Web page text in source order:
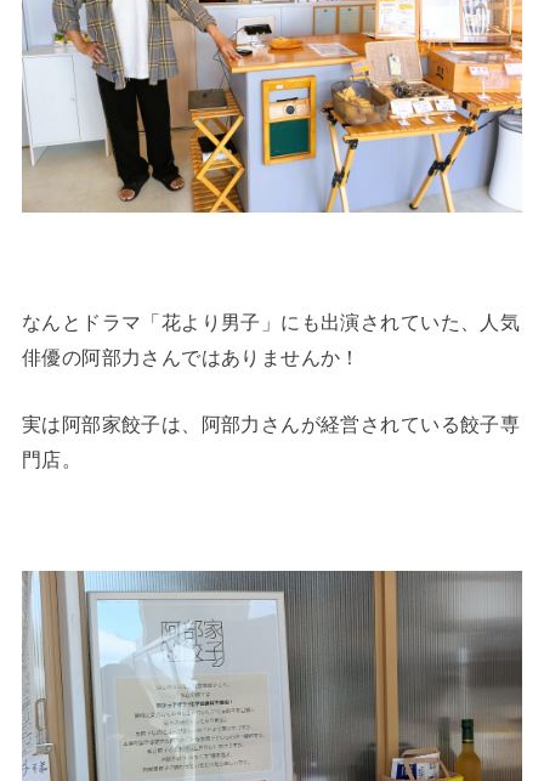
なんとドラマ「花より男子」にも出演されていた、人気
俳優の阿部力さんではありませんか！
実は阿部家餃子は、阿部力さんが経営されている餃子専
門店。